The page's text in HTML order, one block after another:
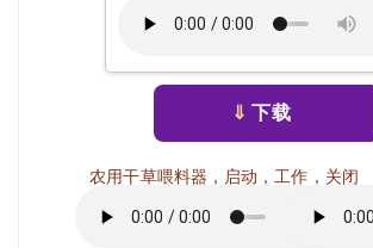
⇓ 下载
农用干草喂料器，启动，工作，关闭